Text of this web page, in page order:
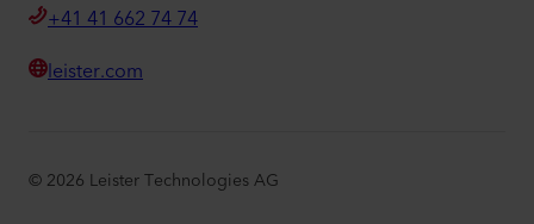
+41 41 662 74 74
leister.com
© 2026 Leister Technologies AG